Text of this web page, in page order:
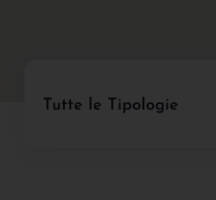
Tutte le Tipologie